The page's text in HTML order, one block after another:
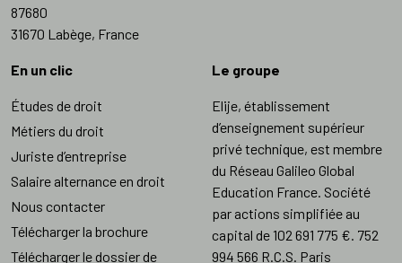
87680
31670 Labège, France
En un clic
Études de droit
Métiers du droit
Juriste d’entreprise
Salaire alternance en droit
Nous contacter
Télécharger la brochure
Télécharger le dossier de
Le groupe
Elije, établissement
d’enseignement supérieur
privé technique, est membre
du Réseau Galileo Global
Education France. Société
par actions simplifiée au
capital de 102 691 775 €. 752
994 566 R.C.S. Paris